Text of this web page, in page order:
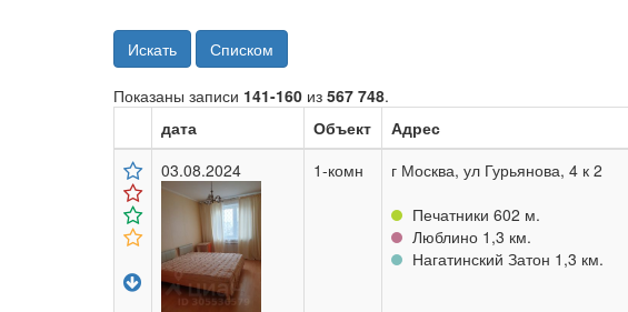
Искать Списком
Показаны записи 141-160 из 567 748.
дата
Объект Адрес
03.08.2024
1-комн
г Москва, ул Гурьянова, 4 к 2
Печатники 602 м.
Люблино 1,3 км.
Нагатинский Затон 1,3 км.